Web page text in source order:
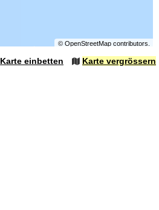
© OpenStreetMapcontributors.
Karte einbetten Karte vergrössern